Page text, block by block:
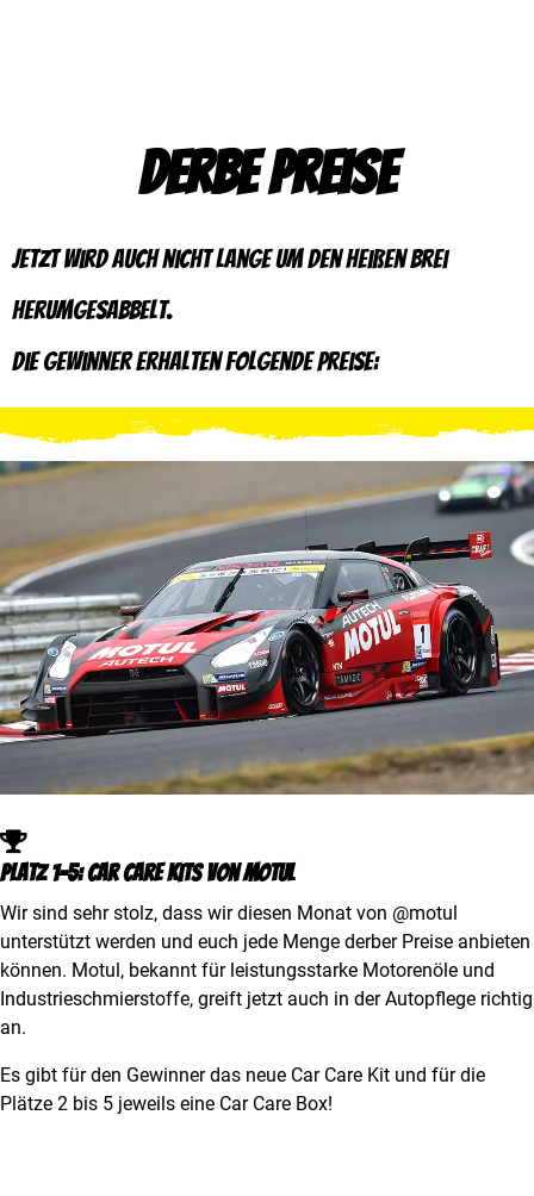
Derbe Preise
Jetzt wird auch nicht lange um den heißen Brei
herumgesabbelt.
Die Gewinner erhalten folgende Preise:
Platz 1-5: Car care kits von Motul
Wir sind sehr stolz, dass wir diesen Monat von @motul
unterstützt werden und euch jede Menge derber Preise anbieten
können. Motul, bekannt für leistungsstarke Motorenöle und
Industrieschmierstoffe, greift jetzt auch in der Autopflege richtig
an.
Es gibt für den Gewinner das neue Car Care Kit und für die
Plätze 2 bis 5 jeweils eine Car Care Box!